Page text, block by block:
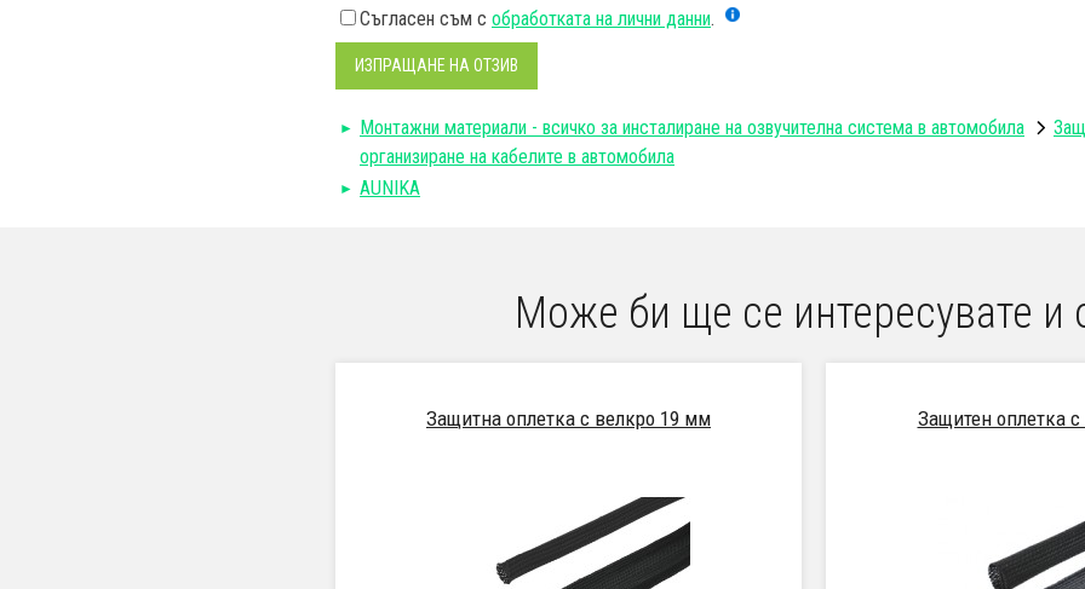
Съгласен съм с обработката на лични данни.
ИЗПРАЩАНЕ НА ОТЗИВ
Монтажни материали - всичко за инсталиране на озвучителна система в автомобила
организиране на кабелите в автомобила
AUNIKA
Може би ще се интересувате и
Защитна оплетка с велкро 19 мм Защитен оплетка